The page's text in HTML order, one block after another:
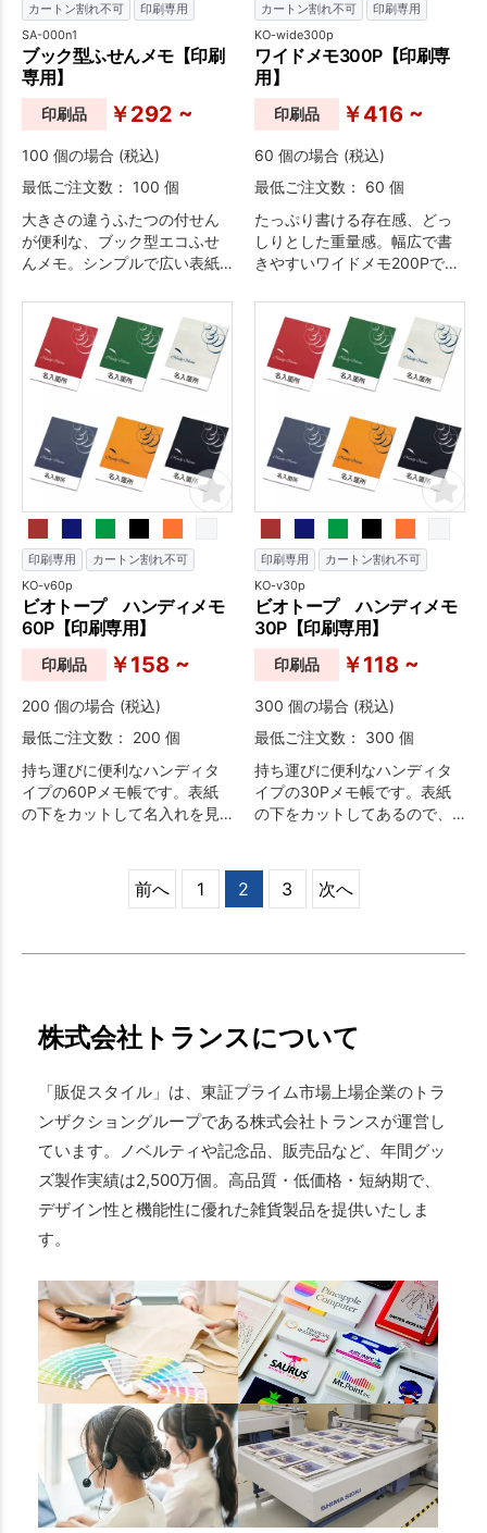
カートン割れ不可 印刷専用
SA-000n1
ブック型ふせんメモ【印刷
専用】
印刷品 ￥292 ~
100 個の場合 (税込)
最低ご注文数： 100 個
大きさの違うふたつの付せん
が便利な、ブック型エコふせ
んメモ。シンプルで広い表紙
と間違いなし。
カートン割れ不可 印刷専用
KO-wide300p
ワイドメモ300P【印刷専
用】
印刷品 ￥416 ~
60 個の場合 (税込)
最低ご注文数： 60 個
たっぷり書ける存在感、どっ
しりとした重量感。幅広で書
きやすいワイドメモ200Pで
自由で、使っていただくたび
に会社のPRもばっちりです。
印刷専用 カートン割れ不可
KO-v60p
ビオトープ ハンディメモ
60P【印刷専用】
印刷品 ￥158 ~
200 個の場合 (税込)
最低ご注文数： 200 個
持ち運びに便利なハンディタ
イプの60Pメモ帳です。表紙
の下をカットして名入れを見
印刷専用 カートン割れ不可
KO-v30p
ビオトープ ハンディメモ
30P【印刷専用】
印刷品 ￥118 ~
300 個の場合 (税込)
最低ご注文数： 300 個
持ち運びに便利なハンディタ
イプの30Pメモ帳です。表紙
の下をカットしてあるので、
の罫線もデザイン自由です。
前へ 1 2 3 次へ
株式会社トランスについて
「販促スタイル」は、東証プライム市場上場企業のトラ
ンザクショングループである株式会社トランスが運営し
ています。ノベルティや記念品、販売品など、年間グッ
ズ製作実績は2,500万個。高品質・低価格・短納期で、
デザイン性と機能性に優れた雑貨製品を提供いたしま
す。